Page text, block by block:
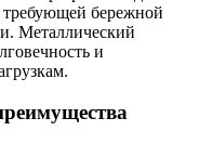
требующей бережной
Металлический
и